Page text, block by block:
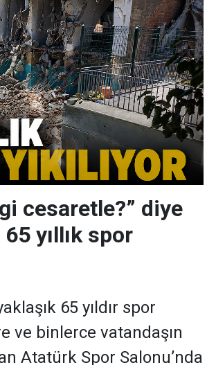
cesaretle?” diye
yıllık spor
65 yıldır spor
ve binlerce vatandaşın
Atatürk Spor Salonu’nda